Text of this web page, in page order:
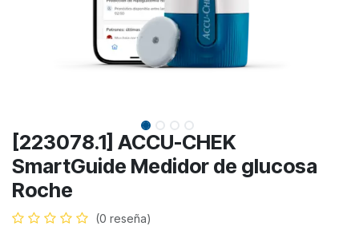
[223078.1] ACCU-CHEK
SmartGuide Medidor de glucosa
Roche
(0 reseña)